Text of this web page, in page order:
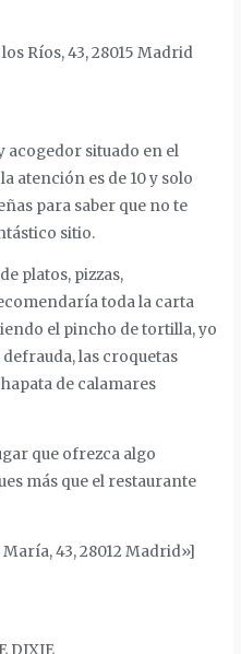
Ríos, 43, 28015 Madrid
acogedor situado en el
atención es de 10 y solo
para saber que no te
sitio.
platos, pizzas,
toda la carta
el pincho de tortilla, yo
las croquetas
de calamares
que ofrezca algo
más que el restaurante
43, 28012 Madrid»]